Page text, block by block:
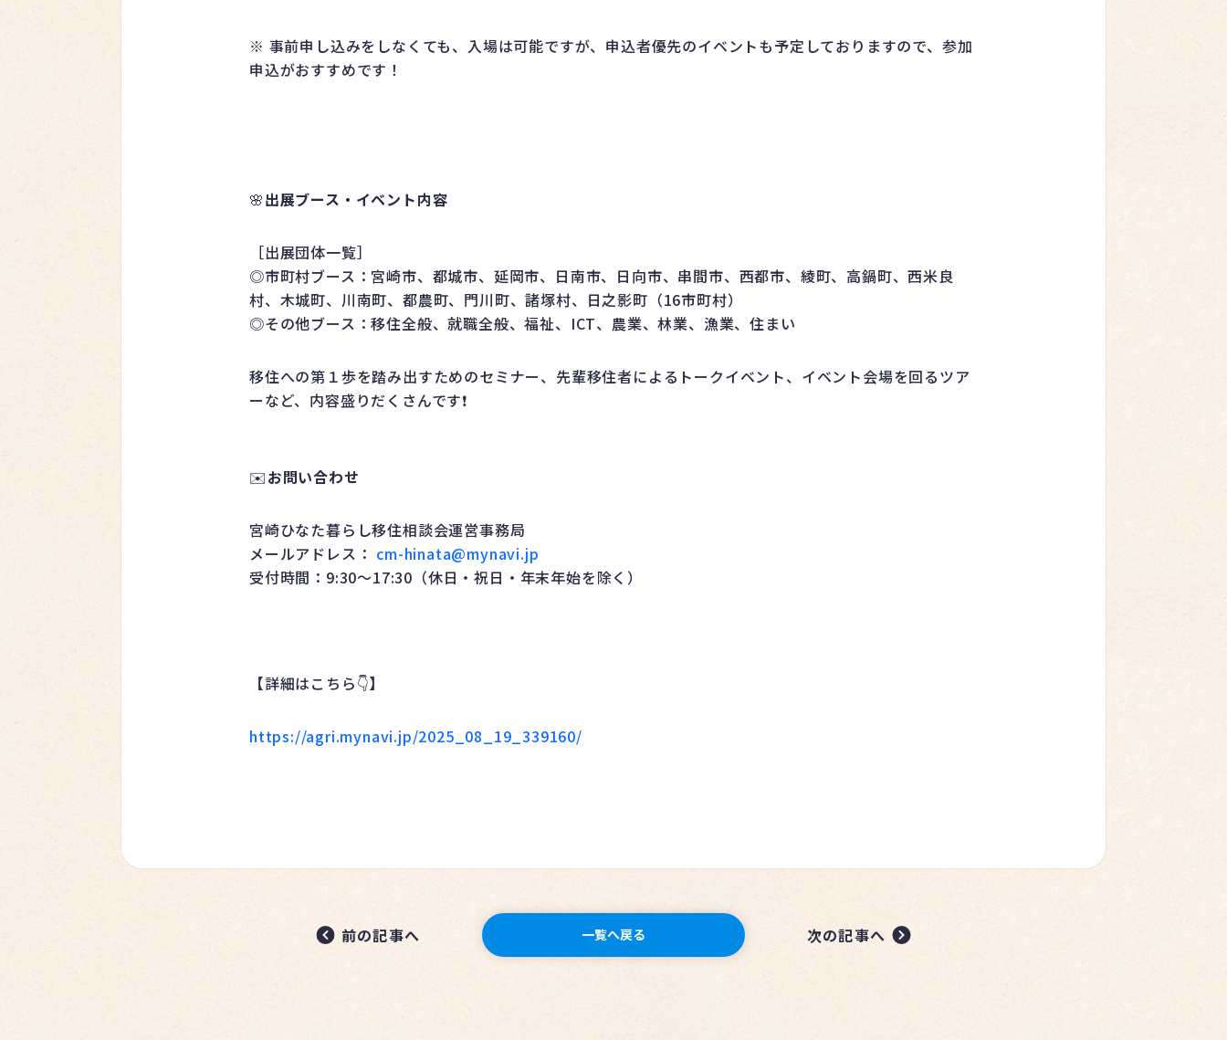
※ 事前申し込みをしなくても、入場は可能ですが、申込者優先のイベントも予定しておりますので、参加
申込がおすすめです！
🌸出展ブース・イベント内容
［出展団体一覧］
◎市町村ブース：宮崎市、都城市、延岡市、日南市、日向市、串間市、西都市、綾町、高鍋町、西米良
村、木城町、川南町、都農町、門川町、諸塚村、日之影町（16市町村）
◎その他ブース：移住全般、就職全般、福祉、ICT、農業、林業、漁業、住まい
移住への第１歩を踏み出すためのセミナー、先輩移住者によるトークイベント、イベント会場を回るツア
ーなど、内容盛りだくさんです❗️
✉️お問い合わせ
宮崎ひなた暮らし移住相談会運営事務局
メールアドレス： cm-hinata@mynavi.jp
受付時間：9:30～17:30（休日・祝日・年末年始を除く）
【詳細はこちら👇】
https://agri.mynavi.jp/2025_08_19_339160/
前の記事へ 一覧へ戻る 次の記事へ